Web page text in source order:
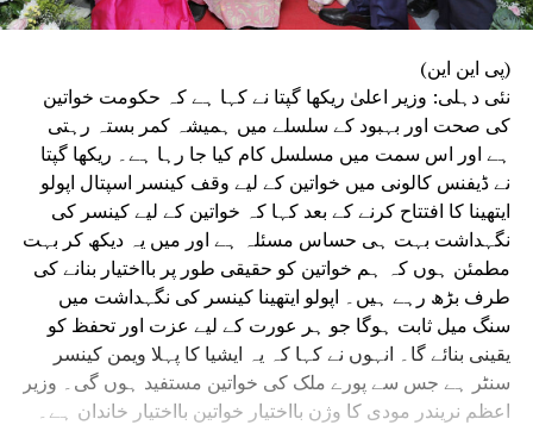
(پی این این)
نئی دہلی: وزیر اعلیٰ ریکھا گپتا نے کہا ہے کہ حکومت خواتین
کی صحت اور بہبود کے سلسلے میں ہمیشہ کمر بستہ رہتی
ہے اور اس سمت میں مسلسل کام کیا جا رہا ہے۔ ریکھا گپتا
نے ڈیفنس کالونی میں خواتین کے لیے وقف کینسر اسپتال اپولو
ایتھینا کا افتتاح کرنے کے بعد کہا کہ خواتین کے لیے کینسر کی
نگہداشت بہت ہی حساس مسئلہ ہے اور میں یہ دیکھ کر بہت
مطمئن ہوں کہ ہم خواتین کو حقیقی طور پر بااختیار بنانے کی
طرف بڑھ رہے ہیں۔ اپولو ایتھینا کینسر کی نگہداشت میں
سنگ میل ثابت ہوگا جو ہر عورت کے لیے عزت اور تحفظ کو
یقینی بنائے گا۔ انہوں نے کہا کہ یہ ایشیا کا پہلا ویمن کینسر
سنٹر ہے جس سے پورے ملک کی خواتین مستفید ہوں گی۔ وزیر
اعظم نریندر مودی کا وژن بااختیار خواتین بااختیار خاندان ہے۔